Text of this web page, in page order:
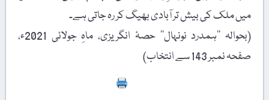
میں ملک کی بیش تر آبادی بھیگ کر رہ جاتی ہے۔
(بحوالہ ’’ہمدرد نونہال‘‘ حصۂ انگریزی، ماہِ جولائی 2021ء،
صفحہ نمبر 143 سے انتخاب)